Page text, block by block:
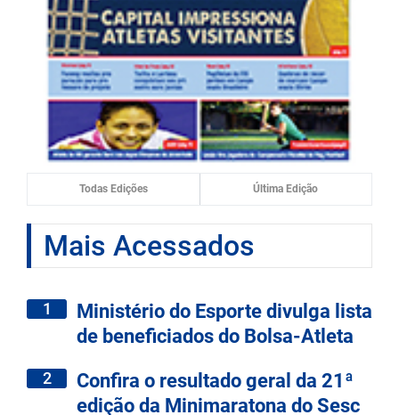
Todas Edições Última Edição
Mais Acessados
1
Ministério do Esporte divulga lista
de beneficiados do Bolsa-Atleta
2
Confira o resultado geral da 21ª
edição da Minimaratona do Sesc